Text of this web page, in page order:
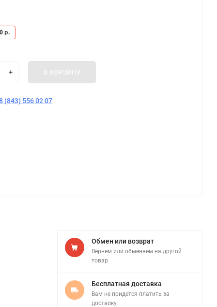
р.
В КОРЗИНУ
(843) 556 02 07
Обмен или возврат
Вернем или обменяем на другой
товар
Бесплатная доставка
Вам не придется платить за
доставку